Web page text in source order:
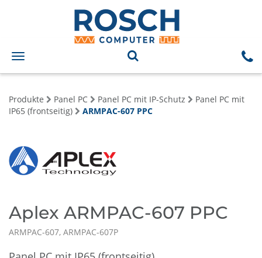
Toggle
navigation
Produkte Panel PC Panel PC mit IP-Schutz
Panel PC mit
IP65 (frontseitig)
ARMPAC-607 PPC
Aplex ARMPAC-607 PPC
ARMPAC-607, ARMPAC-607P